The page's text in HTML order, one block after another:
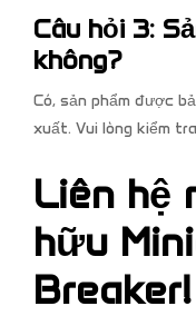
Câu hỏi 3:
không?
Có, sản phẩm được
xuất. Vui lòng kiểm
Liên hệ
hữu
Breaker!